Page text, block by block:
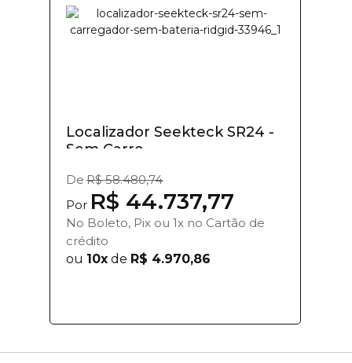
Localizador Seekteck SR24 -
Sem Carre...
De R$ 58.480,74
Por R$ 44.737,77
No Boleto, Pix ou 1x no Cartão de
crédito
ou 10x de R$ 4.970,86